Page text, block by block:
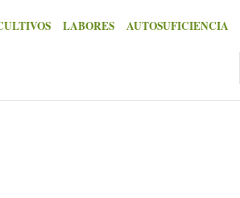
LABORES AUTOSUFICIENCIA